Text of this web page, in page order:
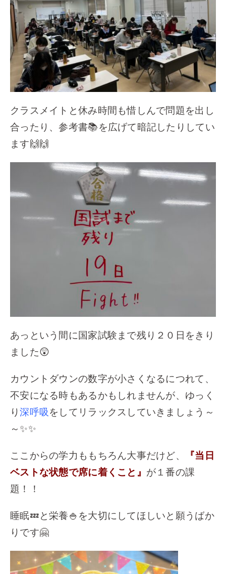
クラスメイトと休み時間も惜しんで問題を出し
合ったり、参考書📚を広げて暗記したりしてい
ます🙌🙌
あっという間に国家試験まで残り２０日をきり
ました😲
カウントダウンの数字が小さくなるにつれて、
不安になる時もあるかもしれませんが、ゆっく
り深呼吸をしてリラックスしていきましょう～
～✨✨
ここからの学力ももちろん大事だけど、
『当日
ベストな状態で席に着くこと』 が１番の課
題！！
睡眠💤と栄養🍚を大切にしてほしいと願うばか
りです🤗